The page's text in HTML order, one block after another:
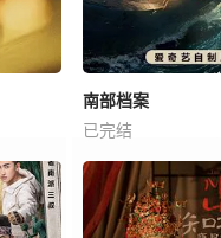
南部档案
已完结